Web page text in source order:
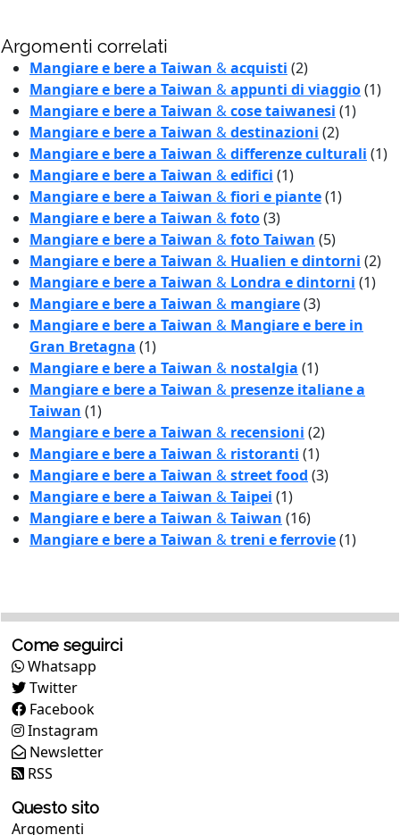
Argomenti correlati
Mangiare e bere a Taiwan &acquisti (2)
Mangiare e bere a Taiwan &appunti di viaggio(1)
Mangiare e bere a Taiwan &cose taiwanesi (1)
Mangiare e bere a Taiwan &destinazioni (2)
Mangiare e bere a Taiwan &differenze culturali (1)
Mangiare e bere a Taiwan &edifici (1)
Mangiare e bere a Taiwan &fiori e piante(1)
Mangiare e bere a Taiwan &foto(3)
Mangiare e bere a Taiwan &foto Taiwan (5)
Mangiare e bere a Taiwan & Hualien e dintorni (2)
Mangiare e bere a Taiwan & Londra e dintorni (1)
Mangiare e bere a Taiwan & mangiare(3)
Mangiare e bere a Taiwan & Mangiare e bere in
Gran Bretagna (1)
Mangiare e bere a Taiwan & nostalgia (1)
Mangiare e bere a Taiwan & presenze italiane a
Taiwan (1)
Mangiare e bere a Taiwan & recensioni (2)
Mangiare e bere a Taiwan & ristoranti (1)
Mangiare e bere a Taiwan &street food (3)
Mangiare e bere a Taiwan &Taipei (1)
Mangiare e bere a Taiwan &Taiwan (16)
Mangiare e bere a Taiwan &treni e ferrovie(1)
Come seguirci
Whatsapp
Twitter
Facebook
Instagram
Newsletter
RSS
Questo sito
Argomenti